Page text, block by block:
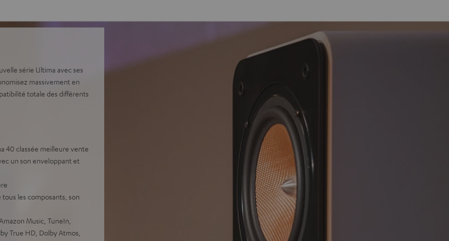
série Ultima avec ses
massivement en
totale des différents
40 classée meilleure vente
un son enveloppant et
les composants, son
Music, TuneIn,
True HD, Dolby Atmos,